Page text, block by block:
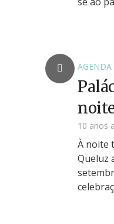
AGENDA
10 anos
À noite
Queluz